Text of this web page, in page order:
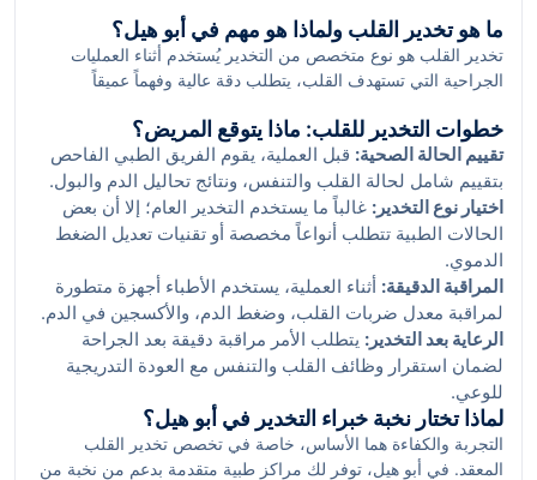
طبي دقيق بعد دوام العمل أو خلال عطلة نهاية الأسبوع؟ وأين تجد
الطبيب الذي تثق به وسط المئات من الخيارات؟ المسألة تزداد تعقيداً
عند التفكير في العوامل الجغرافية والتوقيت، لاسيما مع قرب أبو هيل
تخدير القلب.
ما هو تخدير القلب ولماذا هو مهم في أبو هيل؟
تخدير القلب هو نوع متخصص من التخدير يُستخدم أثناء العمليات
الجراحية التي تستهدف القلب، يتطلب دقة عالية وفهماً عميقاً
خبرة متميزة نظراً لتنوع المرضى وحالاتهم الصحية. ونخبة من أمهر
الأطباء المعتمدين في دبي مثل د. محمد العبدلي ود. سارة الشامسي
يشددون على أهمية تخطيط التخدير بدقة لضمان استقرار حالة
المريض أثناء جراحته.
خطوات التخدير للقلب: ماذا يتوقع المريض؟
تقييم الحالة الصحية: قبل العملية، يقوم الفريق الطبي الفاحص
بتقييم شامل لحالة القلب والتنفس، ونتائج تحاليل الدم والبول.
اختيار نوع التخدير: غالباً ما يستخدم التخدير العام؛ إلا أن بعض
الحالات الطبية تتطلب أنواعاً مخصصة أو تقنيات تعديل الضغط
الدموي.
المراقبة الدقيقة: أثناء العملية، يستخدم الأطباء أجهزة متطورة
لمراقبة معدل ضربات القلب، وضغط الدم، والأكسجين في الدم.
الرعاية بعد التخدير: يتطلب الأمر مراقبة دقيقة بعد الجراحة
لضمان استقرار وظائف القلب والتنفس مع العودة التدريجية
للوعي.
لماذا تختار نخبة خبراء التخدير في أبو هيل؟
التجربة والكفاءة هما الأساس، خاصة في تخصص تخدير القلب
المعقد. في أبو هيل، توفر لك مراكز طبية متقدمة بدعم من نخبة من